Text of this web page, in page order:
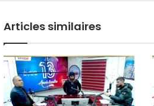
Articles similaires